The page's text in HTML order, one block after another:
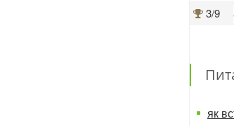
3/9
як